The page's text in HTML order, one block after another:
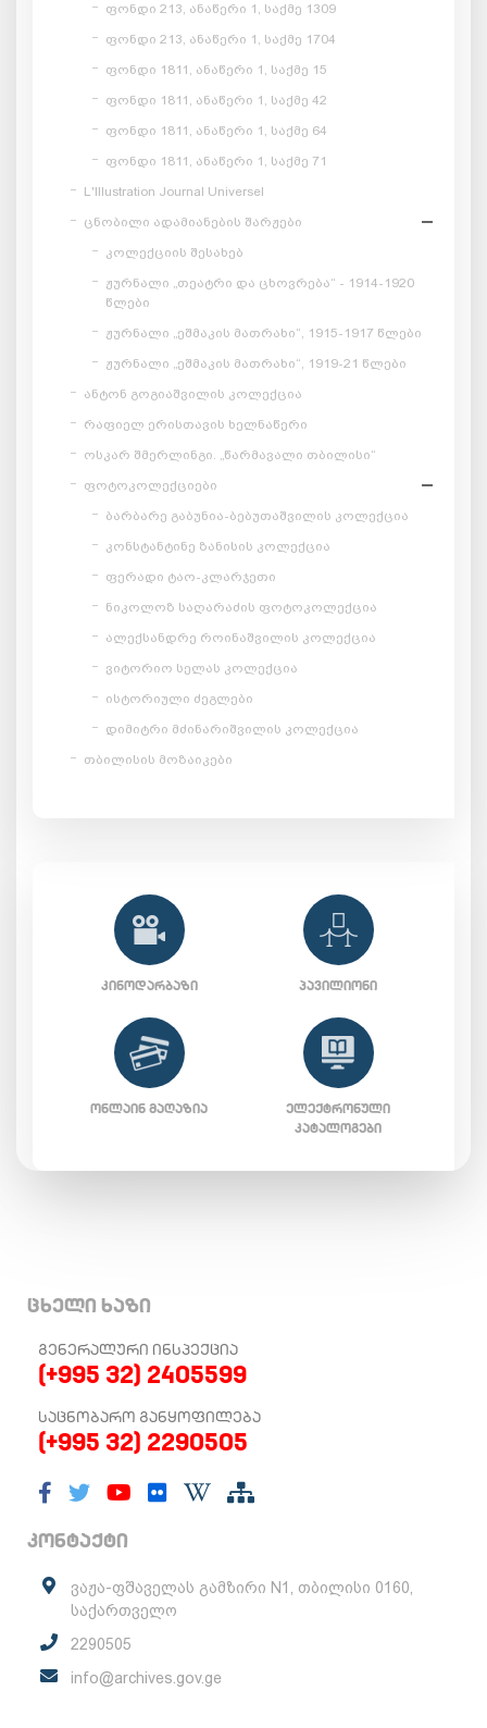
ფონდი 213, ანაწერი 1, საქმე 1309
ფონდი 213, ანაწერი 1, საქმე 1704
ფონდი 1811, ანაწერი 1, საქმე 15
ფონდი 1811, ანაწერი 1, საქმე 42
ფონდი 1811, ანაწერი 1, საქმე 64
ფონდი 1811, ანაწერი 1, საქმე 71
L'Illustration Journal Universel
ცნობილი ადამიანების შარჟები
კოლექციის შესახებ
ჟურნალი „თეატრი და ცხოვრება“ - 1914-1920
წლები
ჟურნალი „ეშმაკის მათრახი“, 1915-1917 წლები
ჟურნალი „ეშმაკის მათრახი“, 1919-21 წლები
ანტონ გოგიაშვილის კოლექცია
რაფიელ ერისთავის ხელნაწერი
ოსკარ შმერლინგი. „წარმავალი თბილისი“
ფოტოკოლექციები
ბარბარე გაბუნია-ბებუთაშვილის კოლექცია
კონსტანტინე ზანისის კოლექცია
ფერადი ტაო-კლარჯეთი
ნიკოლოზ საღარაძის ფოტოკოლექცია
ალექსანდრე როინაშვილის კოლექცია
ვიტორიო სელას კოლექცია
ისტორიული ძეგლები
დიმიტრი მძინარიშვილის კოლექცია
თბილისის მოზაიკები
ᲙᲘᲜᲝᲓᲐᲠᲑᲐᲖᲘ ᲞᲐᲕᲘᲚᲘᲝᲜᲘ
ᲝᲜᲚᲐᲘᲜ ᲛᲐᲦᲐᲖᲘᲐ
ᲔᲚᲔᲥᲢᲠᲝᲜᲣᲚᲘ
ᲙᲐᲢᲐᲚᲝᲒᲔᲑᲘ
ცხელი ხაზი
ᲒᲔᲜᲔᲠᲐᲚᲣᲠᲘ ᲘᲜᲡᲞᲔᲥᲪᲘᲐ
(+995 32) 2405599
ᲡᲐᲪᲜᲝᲑᲐᲠᲝ ᲒᲐᲜᲧᲝᲤᲘᲚᲔᲑᲐ
(+995 32) 2290505
კონტაქტი
ვაჟა-ფშაველას გამზირი N1, თბილისი 0160,
საქართველო
2290505
info@archives.gov.ge